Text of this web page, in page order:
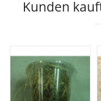
Kunden